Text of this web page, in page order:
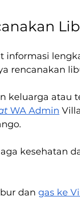
informasi
rencanakan
keluarga
WA Admin
kesehatan
dan gas ke